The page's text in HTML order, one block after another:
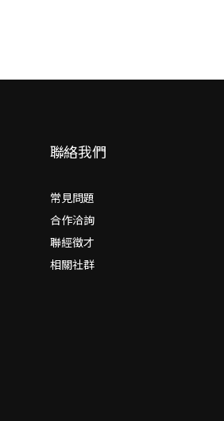
聯絡我們
常見問題
合作洽詢
聯經徵才
相關社群